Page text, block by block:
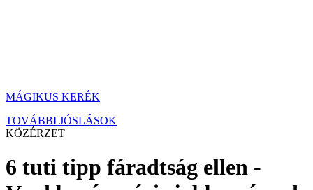
MÁGIKUS KERÉK
TOVÁBBI JÓSLÁSOK
KÖZÉRZET
6 tuti tipp fáradtság ellen -